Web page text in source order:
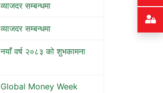
व्याजदर सम्बन्धमा
व्याजदर सम्बन्धमा
नयाँ वर्ष २०८३ को शुभकामना
Global Money Week